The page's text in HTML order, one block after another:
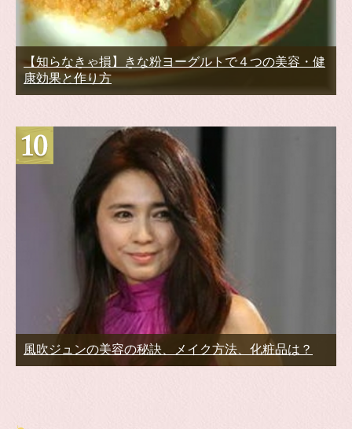
【知らなきゃ損】きな粉ヨーグルトで４つの美容・健
康効果と作り方
風吹ジュンの美容の秘訣、メイク方法、化粧品は？